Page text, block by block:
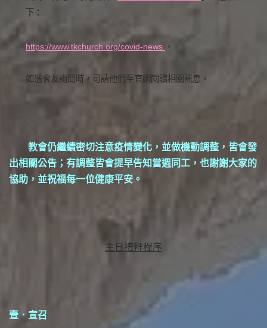
下：
https://www.tkchurch.org/covid-news 。
如遇會友詢問時，可請他們至官網閱讀相關訊息。
教會仍繼續密切注意疫情變化，並做機動調整，皆會發
出相關公告；有調整皆會提早告知當週同工，也謝謝大家的
協助，並祝福每一位健康平安。
主日禮拜程序
壹．宣召